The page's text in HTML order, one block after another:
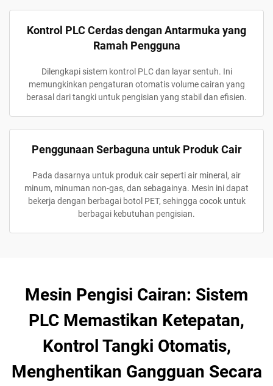
Kontrol PLC Cerdas dengan Antarmuka yang
Ramah Pengguna
Dilengkapi sistem kontrol PLC dan layar sentuh. Ini
memungkinkan pengaturan otomatis volume cairan yang
berasal dari tangki untuk pengisian yang stabil dan efisien.
Penggunaan Serbaguna untuk Produk Cair
Pada dasarnya untuk produk cair seperti air mineral, air
minum, minuman non-gas, dan sebagainya. Mesin ini dapat
bekerja dengan berbagai botol PET, sehingga cocok untuk
berbagai kebutuhan pengisian.
Mesin Pengisi Cairan: Sistem
PLC Memastikan Ketepatan,
Kontrol Tangki Otomatis,
Menghentikan Gangguan Secara